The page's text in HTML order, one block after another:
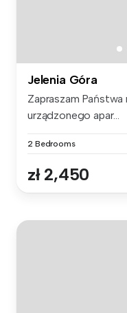
Jelenia Góra
Zapraszam
urządzonego apar...
2 Bedrooms
zł 2,450